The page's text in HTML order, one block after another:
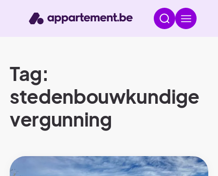
Tag:
stedenbouwkundige
vergunning